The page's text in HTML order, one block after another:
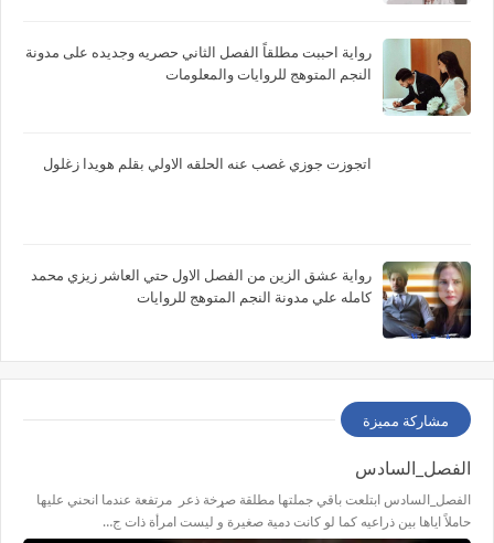
رواية احببت مطلقاً الفصل الثاني حصريه وجديده على مدونة
النجم المتوهج للروايات والمعلومات
اتجوزت جوزي غصب عنه الحلقه الاولي بقلم هويدا زغلول
رواية عشق الزين من الفصل الاول حتي العاشر زيزي محمد
كامله علي مدونة النجم المتوهج للروايات
مشاركة مميزة
الفصل_السادس
الفصل_السادس ابتلعت باقي جملتها مطلقة صړخة ذعر مرتفعة عندما انحني عليها
حاملاً اياها بين ذراعيه كما لو كانت دمية صغيرة و ليست امرأة ذات ج…